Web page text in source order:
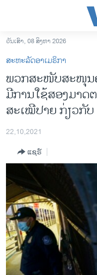
ເຂົ້າ
ຫາ
ຂ້າມ
ຂ້າມ
ໄປ
ຫາ
ຊອກ
ອາເມຣິກາ
ການເລືອກຕັ້ງ ປະທານາທີບໍ
ອິດສະຫຼະພາບດ້ານການຂ່າວ
ຊີວິດຊາວລາວ
ຊຸມຊົນຊາວລາວ
ວິທະຍາສາດ-ເທັກໂນໂລຈີ
ທຸລະກິດ
ພາສາອັງກິດ
ວັນເສົາ, 08 ສິງຫາ 2026
ສະຫະລັດອາເມຣິກາ
ພວກສະໜັບສະໜຸນ
ມີການໃຊ້ສອງມາ
ສະເໝີປາຍ ກ່ຽວກັບ
22,10,2021
ແຊຣ໌